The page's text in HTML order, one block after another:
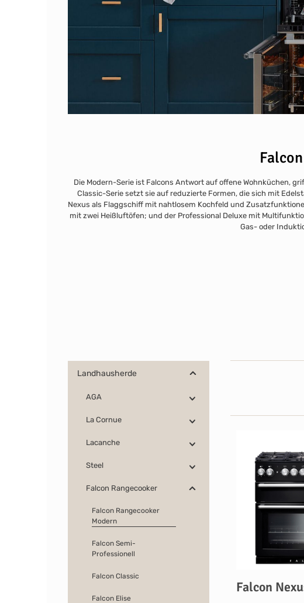
Die Modern-Serie ist Falcons Antwort auf offene Wohnküchen,
Classic-Serie setzt sie auf reduzierte Formen, die sich mit
Nexus als Flaggschiff mit nahtlosem Kochfeld und
mit zwei Heißluftöfen; und der Professional Deluxe mit
Gas- oder
Landhausherde
AGA
La Cornue
Lacanche
Steel
Falcon Rangecooker
Falcon Rangecooker
Modern
Falcon Semi-
Professionell
Falcon Classic
Falcon Elise
Falcon